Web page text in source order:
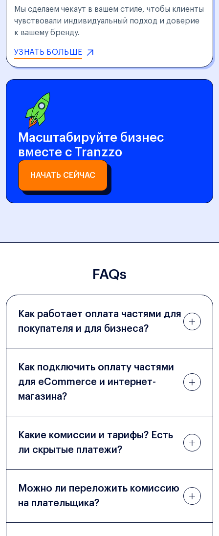
Мы сделаем чекаут в вашем стиле, чтобы клиенты
чувствовали индивидуальный подход и доверие
к вашему бренду.
УЗНАТЬ БОЛЬШЕ
Масштабируйте бизнес
вместе с Tranzzo
НАЧАТЬ СЕЙЧАС
FAQs
Как работает оплата частями для
покупателя и для бизнеса?
Как подключить оплату частями
для eCommerce и интернет-
магазина?
Какие комиссии и тарифы? Есть
ли скрытые платежи?
Можно ли переложить комиссию
на плательщика?